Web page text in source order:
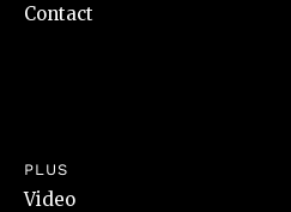
Contact
PLUS
Video